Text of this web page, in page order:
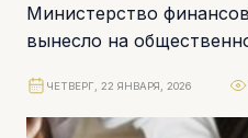
Министерство
вынесло на
возросших рисков
ЧЕТВЕРГ, 22 ЯНВАРЯ, 2026